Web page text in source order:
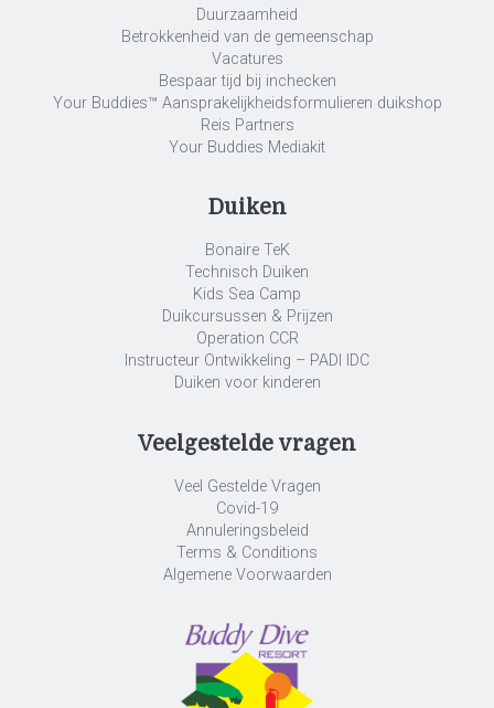
Duurzaamheid
Betrokkenheid van de gemeenschap
Vacatures
Bespaar tijd bij inchecken
Your Buddies™ Aansprakelijkheidsformulieren duikshop
Reis Partners
Your Buddies Mediakit
Duiken
Bonaire TeK
Technisch Duiken
Kids Sea Camp
Duikcursussen & Prijzen
Operation CCR
Instructeur Ontwikkeling – PADI IDC
Duiken voor kinderen
Veelgestelde vragen
Veel Gestelde Vragen
Covid-19
Annuleringsbeleid
Terms & Conditions
Algemene Voorwaarden